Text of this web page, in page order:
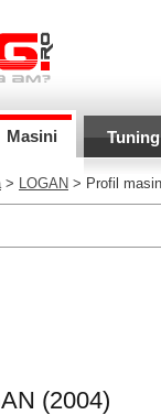
Masini Tuning
> LOGAN > Profil
(2004)